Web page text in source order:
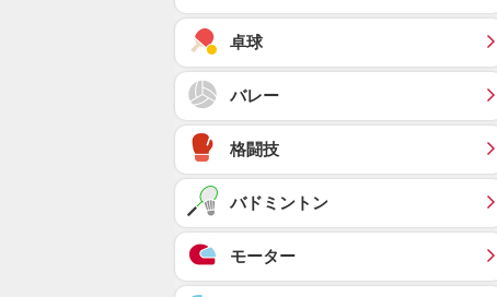
卓球
バレー
格闘技
バドミントン
モーター